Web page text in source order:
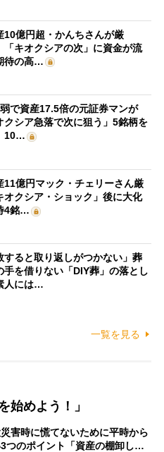
10億円超・かんちさんが厳
「キオクシアの次」に資金が流
待の高…
弱で資産17.5倍の元証券マンが
クシア急落で次に狙う」5銘柄を
10…
11億円マック・チェリーさん厳
オクシア・ショック」後に大化
4銘…
すると取り返しがつかない」葬
手を借りない「DIY葬」の落とし
には…
一覧を見る
始めよう！」
災害時に慌てないために平時から
つのポイント「資産の棚卸し…